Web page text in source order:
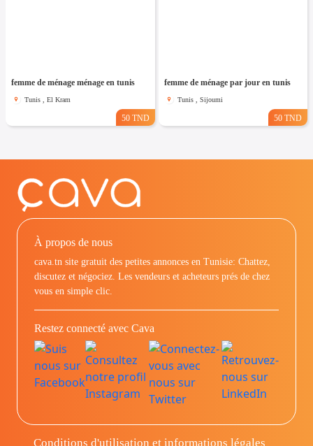
femme de ménage ménage en tunis
Tunis , El Kram
50 TND
femme de ménage par jour en tunis
Tunis , Sijoumi
50 TND
À propos de nous
cava.tn site gratuit des petites annonces en Tunisie: Chattez,
discutez et négociez. Les vendeurs et acheteurs prés de chez
vous en simple clic.
Restez connecté avec Cava
Conditions d'utilisation et informations légales